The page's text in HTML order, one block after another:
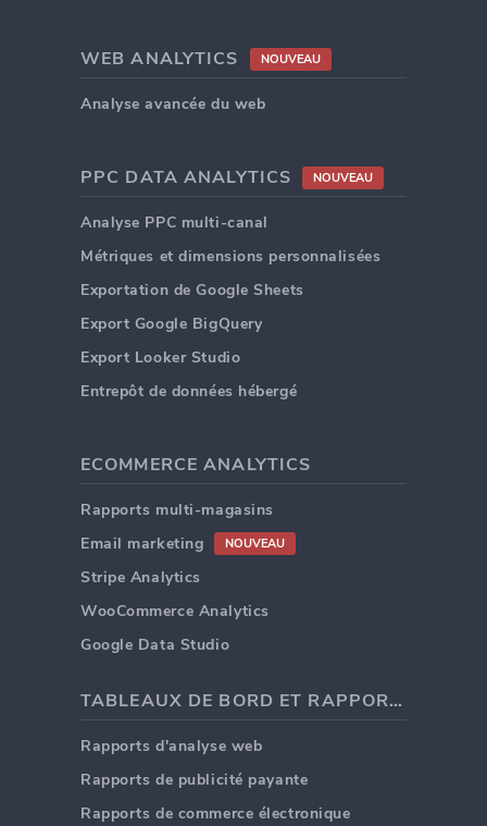
WEB ANALYTICS NOUVEAU
Analyse avancée du web
PPC DATA ANALYTICS NOUVEAU
Analyse PPC multi-canal
Métriques et dimensions personnalisées
Exportation de Google Sheets
Export Google BigQuery
Export Looker Studio
Entrepôt de données hébergé
ECOMMERCE ANALYTICS
Rapports multi-magasins
Email marketing
NOUVEAU
Stripe Analytics
WooCommerce Analytics
Google Data Studio
TABLEAUX DE BORD ET RAPPORTS
Rapports d'analyse web
Rapports de publicité payante
Rapports de commerce électronique